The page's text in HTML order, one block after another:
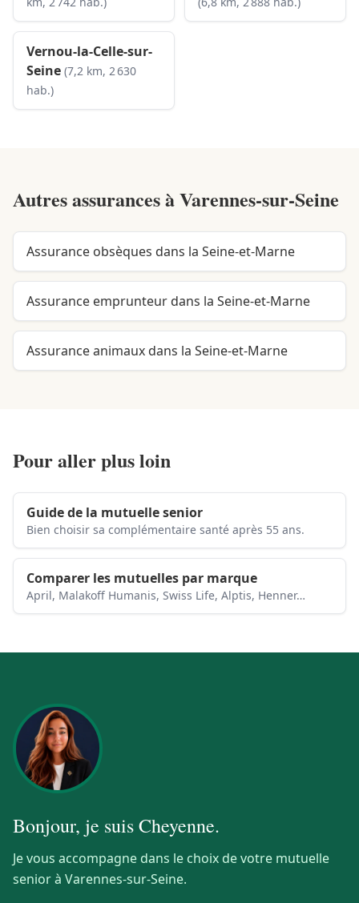
Vernou-la-Celle-sur-
Seine (7,2 km, 2 630
hab.)
Autres assurances àVarennes-sur-Seine
Assurance obsèques dans la Seine-et-Marne
Assurance emprunteur dans la Seine-et-Marne
Assurance animaux dans la Seine-et-Marne
Pour aller plus loin
Guide de la mutuelle senior
Bien choisir sa complémentaire santé après 55 ans.
Comparer les mutuelles par marque
April, Malakoff Humanis, Swiss Life, Alptis, Henner…
Bonjour, je suisCheyenne.
Je vous accompagne dans le choix de votre mutuelle
senior à Varennes-sur-Seine.